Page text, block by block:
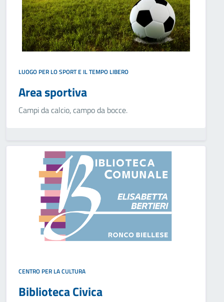
LUOGO PER LO SPORT E IL TEMPO LIBERO
Area sportiva
Campi da calcio, campo da bocce.
CENTRO PER LA CULTURA
Biblioteca Civica